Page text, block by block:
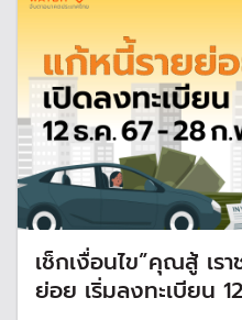
เช็กเงื่อนไข”คุณสู้ เร
ย่อย เริ่มลงทะเบียน